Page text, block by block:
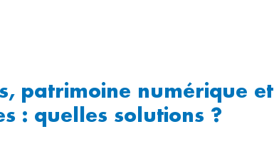
patrimoine numérique et
: quelles solutions ?